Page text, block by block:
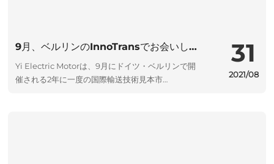
9月、ベルリンのInnoTransでお会いし
ましょう
Yi Electric Motorは、9月にドイツ・ベルリンで開
催される2年に一度の国際輸送技術見本市
31
2021/08